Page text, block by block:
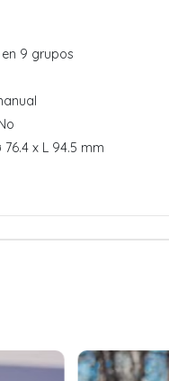
9 grupos
x L 94.5 mm